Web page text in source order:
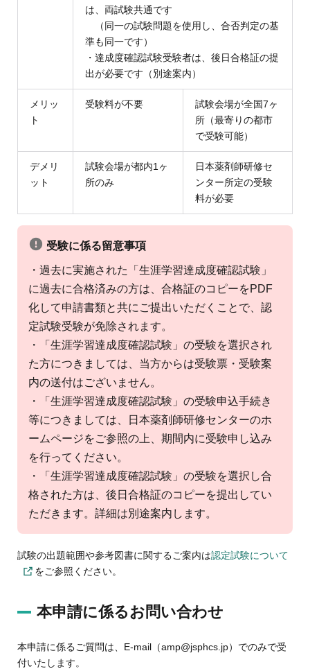
は、両試験共通です
（同一の試験問題を使用し、合否判定の基
準も同一です）
・達成度確認試験受験者は、後日合格証の提
出が必要です（別途案内）
メリッ
ト
受験料が不要
試験会場が全国7ヶ
所（最寄りの都市
で受験可能）
デメリ
ット
試験会場が都内1ヶ
所のみ
日本薬剤師研修セ
ンター所定の受験
料が必要
受験に係る留意事項
・過去に実施された「生涯学習達成度確認試験」
に過去に合格済みの方は、合格証のコピーをPDF
化して申請書類と共にご提出いただくことで、認
定試験受験が免除されます。
・「生涯学習達成度確認試験」の受験を選択され
た方につきましては、当方からは受験票・受験案
内の送付はございません。
・「生涯学習達成度確認試験」の受験申込手続き
等につきましては、日本薬剤師研修センターのホ
ームページをご参照の上、期間内に受験申し込み
を行ってください。
・「生涯学習達成度確認試験」の受験を選択し合
格された方は、後日合格証のコピーを提出してい
ただきます。詳細は別途案内します。
試験の出題範囲や参考図書に関するご案内は認定試験について
をご参照ください。
本申請に係るお問い合わせ
本申請に係るご質問は、E-mail（amp@jsphcs.jp）でのみで受
付いたします。